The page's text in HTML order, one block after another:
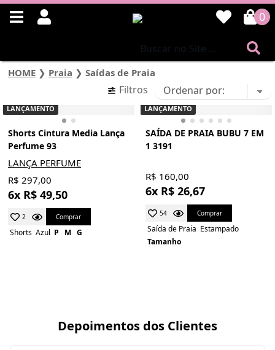
0
HOME ❯ Praia ❯ Saídas de Praia
Filtros
LANÇAMENTO
Shorts Cintura Media Lança
Perfume 93
LANÇA PERFUME
R$ 297,00
6x R$ 49,50
2 Comprar
Shorts Azul P M G
LANÇAMENTO
SAÍDA DE PRAIA BUBU 7 EM
1 3191
R$ 160,00
6x R$ 26,67
54 Comprar
Saída de Praia Estampado
Tamanho
Depoimentos dos Clientes